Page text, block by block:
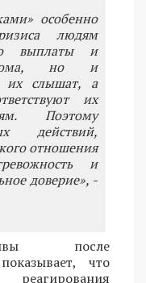
особенно
людям
выплаты и
дома, но и
их слышат, а
их
Поэтому
действий,
отношения
и
доверие», -
после
что